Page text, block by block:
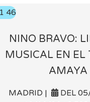
NINO BRAVO:
MUSICAL EN EL
AMAYA
MADRID |
DEL